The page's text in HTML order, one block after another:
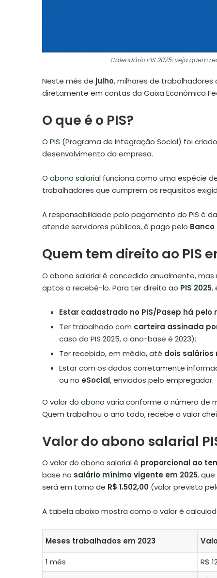
Calendário PIS 2025: veja quem
Neste mês de julho, milhares de
diretamente em contas da Caixa Econômica
O que é o PIS?
O PIS (Programa de Integração Social) foi
desenvolvimento da empresa.
O abono salarial funciona como uma espécie
trabalhadores que cumprem os requisitos
A responsabilidade pelo pagamento do PIS é
atende servidores públicos, é pago pelo Banco
Quem tem direito ao PIS
O abono salarial é concedido anualmente,
aptos a recebê-lo. Para ter direito ao PIS 2025,
Estar cadastrado no PIS/Pasep há pelo
Ter trabalhado com carteira assinada
caso do PIS 2025, o ano-base é 2023);
Ter recebido, em média, até dois salários
Estar com os dados corretamente
ou no eSocial, enviados pelo empregador.
O valor do abono varia conforme o número de
Quem trabalhou o ano todo, recebe o valor
Valor do abono salarial
O valor do abono salarial é proporcional ao
base no salário mínimovigente em 2025,
será em torno de R$ 1.502,00 (valor previsto
A tabela abaixo mostra como o valor é
Meses trabalhados em 2023
1 mês
R$